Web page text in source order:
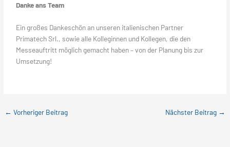
Danke ans Team
Ein großes Dankeschön an unseren italienischen Partner
Primatech Srl., sowie alle Kolleginnen und Kollegen, die den
Messeauftritt möglich gemacht haben – von der Planung bis zur
Umsetzung!
← Vorheriger Beitrag Nächster Beitrag →